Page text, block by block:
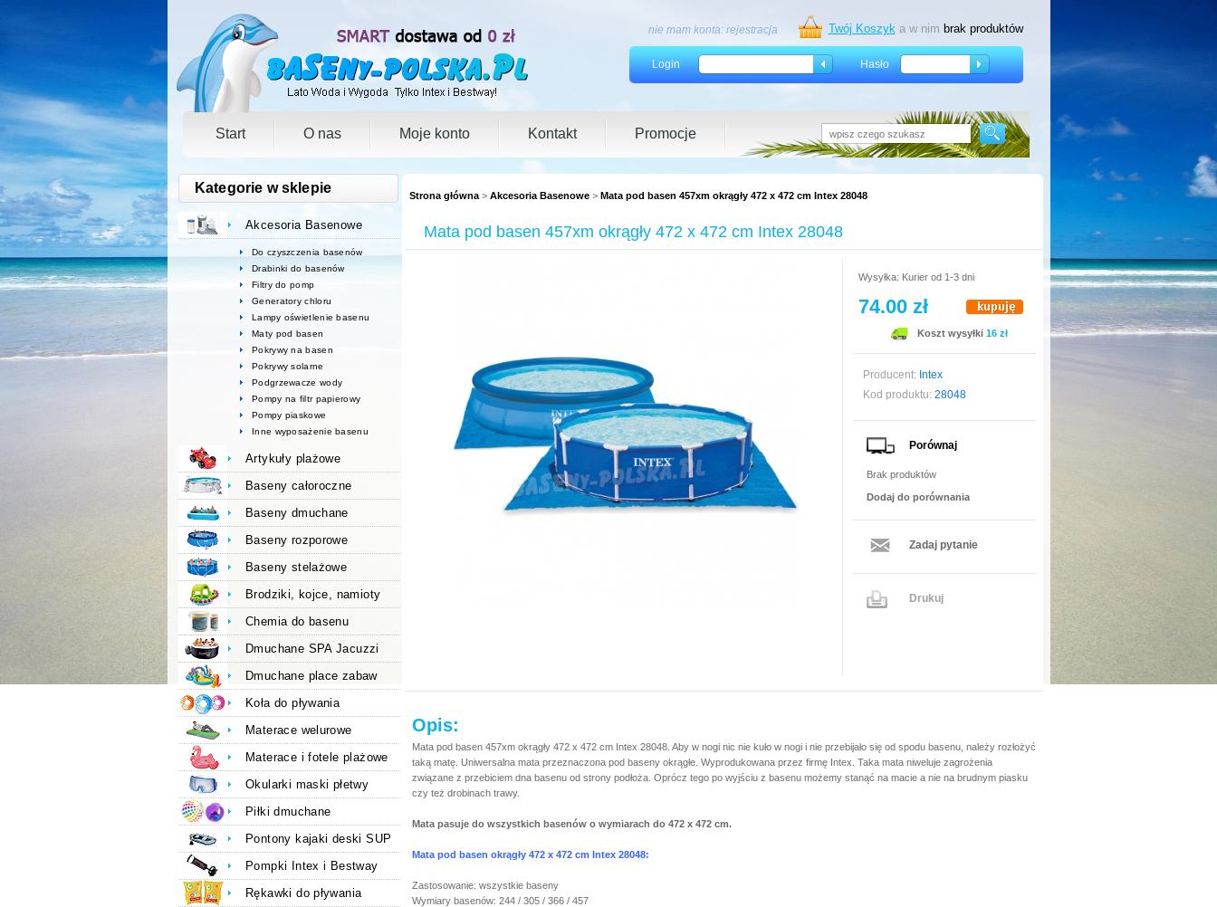
Twój Koszyka w nim brak produktów
nie mam konta: rejestracja
Login Hasło
Start O nas Moje konto Kontakt Promocje
Strona główna > Akcesoria Basenowe > Mata pod basen 457xm okrągły 472 x 472 cm Intex 28048
Mata pod basen 457xm okrągły 472 x 472 cm Intex 28048
Wysyłka: Kurier od 1-3 dni
74.00 zł
Koszt wysyłki 16 zł
Producent: Intex
Kod produktu: 28048
Porównaj
Brak produktów
Dodaj do porównania
Zadaj pytanie
Drukuj
Opis:
Mata pod basen 457xm okrągły 472 x 472 cm Intex 28048. Aby w nogi nic nie kuło w nogi i nie przebijało się od spodu basenu, należy rozłożyć
taką matę. Uniwersalna mata przeznaczona pod baseny okrągłe. Wyprodukowana przez firmę Intex. Taka mata niweluje zagrożenia
związane z przebiciem dna basenu od strony podłoża. Oprócz tego po wyjściu z basenu możemy stanąć na macie a nie na brudnym piasku
czy też drobinach trawy.
Mata pasuje do wszystkich basenów o wymiarach do 472 x 472 cm.
Mata pod basen okrągły 472 x 472 cm Intex 28048:
Zastosowanie: wszystkie baseny
Wymiary basenów: 244 / 305 / 366 / 457
Kategorie w sklepie
Akcesoria Basenowe
Do czyszczenia basenów
Drabinki do basenów
Filtry do pomp
Generatory chloru
Lampy oświetlenie basenu
Maty pod basen
Pokrywy na basen
Pokrywy solarne
Podgrzewacze wody
Pompy na filtr papierowy
Pompy piaskowe
Inne wyposażenie basenu
Artykuły plażowe
Baseny całoroczne
Baseny dmuchane
Baseny rozporowe
Baseny stelażowe
Brodziki, kojce, namioty
Chemia do basenu
Dmuchane SPA Jacuzzi
Dmuchane place zabaw
Koła do pływania
Materace welurowe
Materace i fotele plażowe
Okularki maski płetwy
Piłki dmuchane
Pontony kajaki deski SUP
Pompki Intex i Bestway
Rękawki do pływania